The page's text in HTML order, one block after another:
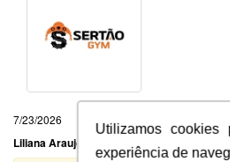
Utilizamos cookies
experiência de
7/23/2026
Liliana Araujo